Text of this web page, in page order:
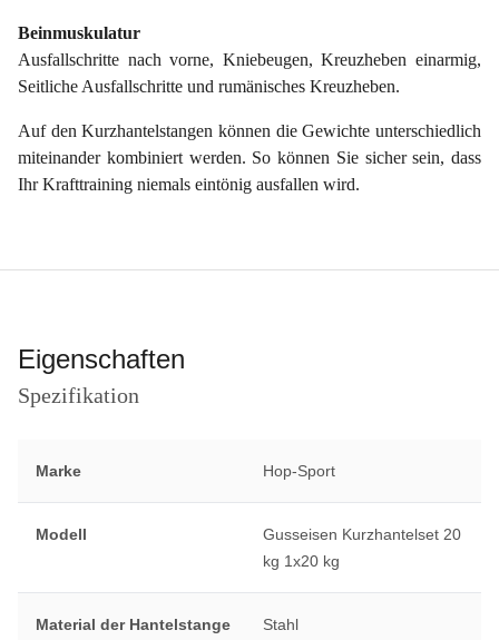
Beinmuskulatur
Ausfallschritte nach vorne, Kniebeugen, Kreuzheben einarmig,
Seitliche Ausfallschritte und rumänisches Kreuzheben.
Auf den Kurzhantelstangen können die Gewichte unterschiedlich
miteinander kombiniert werden. So können Sie sicher sein, dass
Ihr Krafttraining niemals eintönig ausfallen wird.
Eigenschaften
Spezifikation
Marke Hop-Sport
Modell
Gusseisen Kurzhantelset 20
kg 1x20 kg
Material der Hantelstange Stahl